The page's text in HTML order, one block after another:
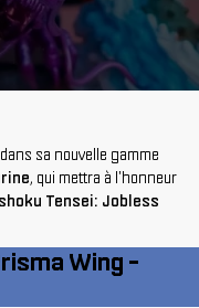
sa nouvelle gamme
, qui mettra à l'honneur
Tensei: Jobless
Wing -